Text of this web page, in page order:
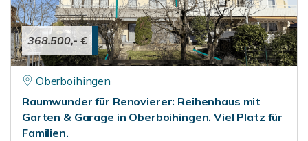
368.500,- €
Oberboihingen
Raumwunder für Renovierer: Reihenhaus mit
Garten & Garage in Oberboihingen. Viel Platz für
Familien.